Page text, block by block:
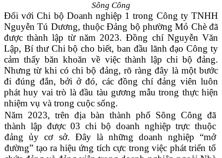
Sông Công
Đối với Chi bộ Doanh nghiệp 1 trong Công ty TNHH
Nguyễn Tú Dương, thuộc Đảng bộ phường Mỏ Chè đã
được thành lập từ năm 2023. Đồng chí Nguyễn Văn
Lập, Bí thư Chi bộ cho biết, ban đầu lãnh đạo Công ty
cảm thấy băn khoăn về việc thành lập chi bộ đảng.
Nhưng từ khi có chi bộ đảng, rõ ràng đây là một bước
đi đúng đắn, bởi ở đó, các đồng chí đảng viên luôn
phát huy vai trò là đầu tàu gương mẫu trong thực hiện
nhiệm vụ và trong cuộc sống.
Năm 2023, trên địa bàn thành phố Sông Công đã
thành lập được 03 chi bộ doanh nghiệp trực thuộc
đảng ủy cơ sở. Đây là những doanh nghiệp “mở
đường” tạo ra hiệu ứng tích cực trong việc phát triển tổ